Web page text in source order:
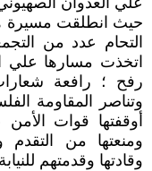
حيث انطلقت مسيرة
التحام عدد من
اتخذت مسارها علي
رفح ؛ رافعة
وتناصر المقاومة
ومنعتها من
وقادتها وقدمتهم